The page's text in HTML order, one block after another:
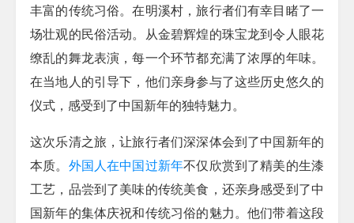
丰富的传统习俗。在明溪村，旅行者们有幸目睹了一
场壮观的民俗活动。从金碧辉煌的珠宝龙到令人眼花
缭乱的舞龙表演，每一个环节都充满了浓厚的年味。
在当地人的引导下，他们亲身参与了这些历史悠久的
仪式，感受到了中国新年的独特魅力。
这次乐清之旅，让旅行者们深深体会到了中国新年的
本质。 外国人在中国过新年不仅欣赏到了精美的生漆
工艺，品尝到了美味的传统美食，还亲身感受到了中
国新年的集体庆祝和传统习俗的魅力。他们带着这段